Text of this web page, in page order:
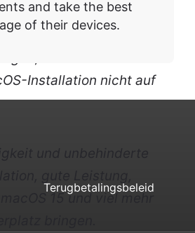
Dateien, App-
und andere Daten, die
Installation nicht auf
und unbehinderte
15 und viel mehr
and take the best
of their devices.
Terugbetalingsbeleid